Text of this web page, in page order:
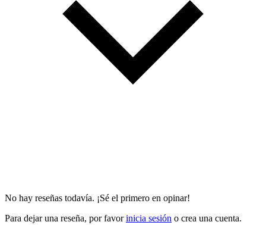
No hay reseñas todavía. ¡Sé el primero en opinar!
Para dejar una reseña, por favorinicia sesión o crea una cuenta.